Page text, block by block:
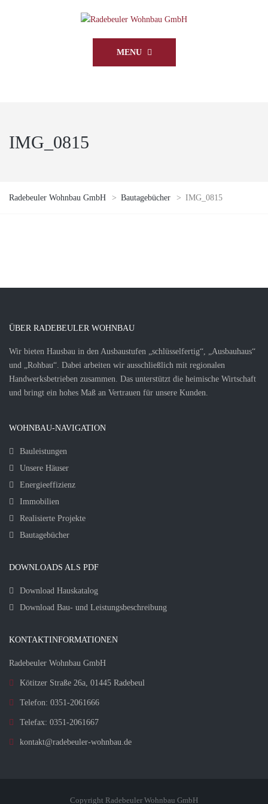
MENU
IMG_0815
Radebeuler Wohnbau GmbH > Bautagebücher > IMG_0815
ÜBER RADEBEULER WOHNBAU
Wir bieten Hausbau in den Ausbaustufen „schlüsselfertig“, „Ausbauhaus“
und „Rohbau“. Dabei arbeiten wir ausschließlich mit regionalen
Handwerksbetrieben zusammen. Das unterstützt die heimische Wirtschaft
und bringt ein hohes Maß an Vertrauen für unsere Kunden.
WOHNBAU-NAVIGATION
Bauleistungen
Unsere Häuser
Energieeffizienz
Immobilien
Realisierte Projekte
Bautagebücher
DOWNLOADS ALS PDF
Download Hauskatalog
Download Bau- und Leistungsbeschreibung
KONTAKTINFORMATIONEN
Radebeuler Wohnbau GmbH
Kötitzer Straße 26a, 01445 Radebeul
Telefon: 0351-2061666
Telefax: 0351-2061667
kontakt@radebeuler-wohnbau.de
Copyright Radebeuler Wohnbau GmbH